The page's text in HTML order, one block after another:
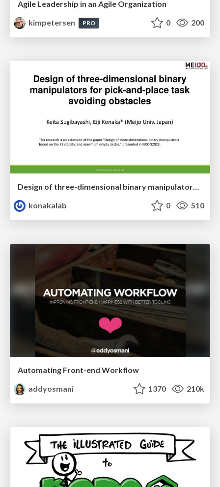
Agile Leadership in an Agile Organization
kimpetersen
PRO 0 200
Design of three-dimensional binary manipulators for pick-and-place task avoiding obstacles (IECON2024)
konakalab
0 510
Automating Front-end Workflow
addyosmani
1370 210k